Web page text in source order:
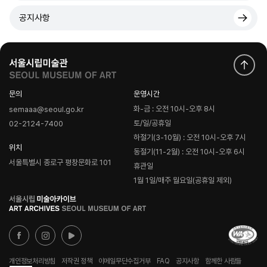
공지사항
문의
semaaa@seoul.go.kr
02-2124-7400
위치
서울특별시 종로구 평창문화로 101
운영시간
화-금 : 오전 10시-오후 8시
토/일/공휴일
하절기(3-10월) : 오전 10시-오후 7시
동절기(11-2월) : 오전 10시-오후 6시
휴관일
1월 1일/매주 월요일(공휴일 제외)
로
고
개인정보처리방침 저작권 정책 이메일무단수집거부 FAQ 공지사항 함께한 사람들